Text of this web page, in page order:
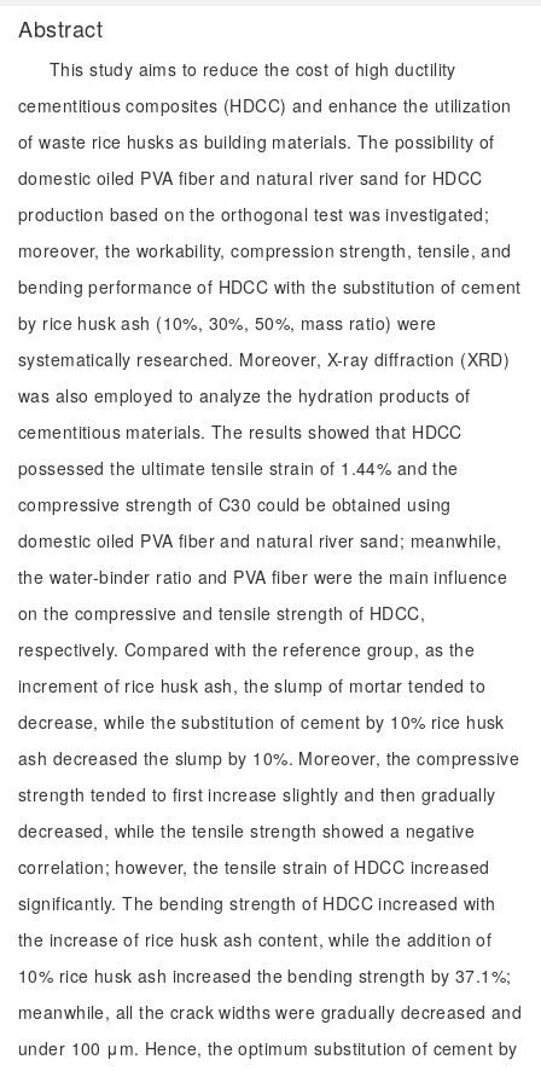
Abstract
This study aims to reduce the cost of high ductility
cementitious composites (HDCC) and enhance the utilization
of waste rice husks as building materials. The possibility of
domestic oiled PVA fiber and natural river sand for HDCC
production based on the orthogonal test was investigated;
moreover, the workability, compression strength, tensile, and
bending performance of HDCC with the substitution of cement
by rice husk ash (10%, 30%, 50%, mass ratio) were
systematically researched. Moreover, X-ray diffraction (XRD)
was also employed to analyze the hydration products of
cementitious materials. The results showed that HDCC
possessed the ultimate tensile strain of 1.44% and the
compressive strength of C30 could be obtained using
domestic oiled PVA fiber and natural river sand; meanwhile,
the water-binder ratio and PVA fiber were the main influence
on the compressive and tensile strength of HDCC,
respectively. Compared with the reference group, as the
increment of rice husk ash, the slump of mortar tended to
decrease, while the substitution of cement by 10% rice husk
ash decreased the slump by 10%. Moreover, the compressive
strength tended to first increase slightly and then gradually
decreased, while the tensile strength showed a negative
correlation; however, the tensile strain of HDCC increased
significantly. The bending strength of HDCC increased with
the increase of rice husk ash content, while the addition of
10% rice husk ash increased the bending strength by 37.1%;
meanwhile, all the crack widths were gradually decreased and
under 100 μm. Hence, the optimum substitution of cement by